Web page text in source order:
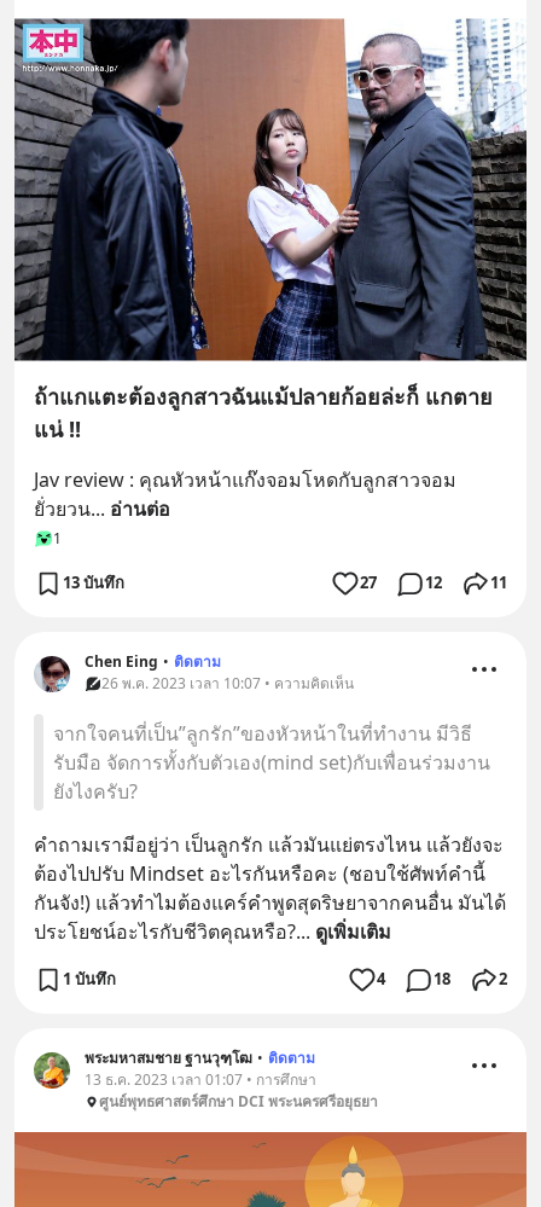
ถ้าแกแตะต้องลูกสาวฉันแม้ปลายก้อยล่ะก็ แกตาย
แน่ !!
Jav review : คุณหัวหน้าแก๊งจอมโหดกับลูกสาวจอม
ยั่วยวน... อ่านต่อ
1
13 บันทึก 27 12 11
Chen Eing • ติดตาม
26 พ.ค. 2023 เวลา 10:07 • ความคิดเห็น
จากใจคนที่เป็น”ลูกรัก”ของหัวหน้าในที่ทำงาน มีวิธี
รับมือ จัดการทั้งกับตัวเอง(mind set)กับเพื่อนร่วมงาน
ยังไงครับ?
คำถามเรามีอยู่ว่า เป็นลูกรัก แล้วมันแย่ตรงไหน แล้วยังจะ
ต้องไปปรับ Mindset อะไรกันหรือคะ (ชอบใช้ศัพท์คำนี้
กันจัง!) แล้วทำไมต้องแคร์คำพูดสุดริษยาจากคนอื่น มันได้
ประโยชน์อะไรกับชีวิตคุณหรือ?... ดูเพิ่มเติม
1 บันทึก 4 18 2
พระมหาสมชาย ฐานวุฑฺโฒ • ติดตาม
13 ธ.ค. 2023 เวลา 01:07 • การศึกษา
ศูนย์พุทธศาสตร์ศึกษา DCI พระนครศรีอยุธยา